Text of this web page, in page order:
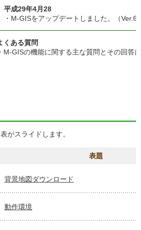
平成29年4月28
・M-GISをアップデートしました。（
くある質問
・M-GISの機能に関する主な質問とその回答
がスライドします。
表題
背景地図ダウンロード
動作環境